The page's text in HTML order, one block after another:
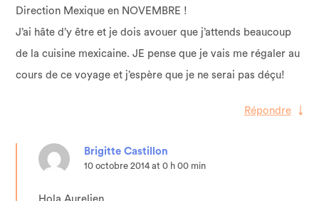
Direction Mexique en NOVEMBRE !
J’ai hâte d’y être et je dois avouer que j’attends beaucoup
de la cuisine mexicaine. JE pense que je vais me régaler au
cours de ce voyage et j’espère que je ne serai pas déçu!
Répondre ↓
Brigitte Castillon
10 octobre 2014 at 0 h 00 min